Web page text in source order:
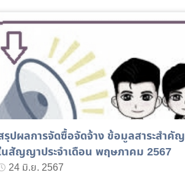
รุปผลการจัดซื้อจัดจ้าง ข้อมูลสาระสำคัญ
นสัญญาประจำเดือน พฤษภาคม 2567
24 มิ.ย. 2567